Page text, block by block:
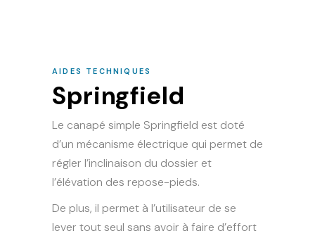
AIDES TECHNIQUES
Springfield
Le canapé simple Springfield est doté
d’un mécanisme électrique qui permet de
régler l’inclinaison du dossier et
l’élévation des repose-pieds.
De plus, il permet à l’utilisateur de se
lever tout seul sans avoir à faire d’effort